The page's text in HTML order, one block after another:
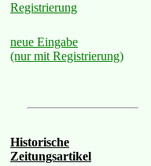
Registrierung
neue Eingabe
(nur mit Registrierung)
Historische
Zeitungsartikel